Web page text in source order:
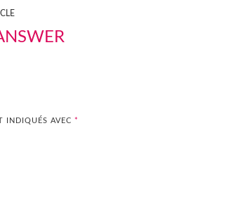
INDIQUÉS AVEC *